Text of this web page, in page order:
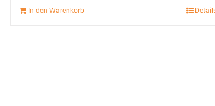
In den Warenkorb